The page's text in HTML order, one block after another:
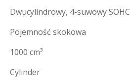
Dwucylindrowy, 4-suwowy SOHC
Pojemność skokowa
1000 cm³
Cylinder